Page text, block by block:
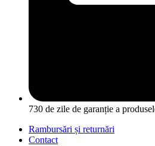
730 de zile de garanție a
Rambursări și returnări
Contact